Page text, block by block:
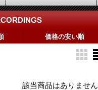
価格の安い順
該当商品はありません